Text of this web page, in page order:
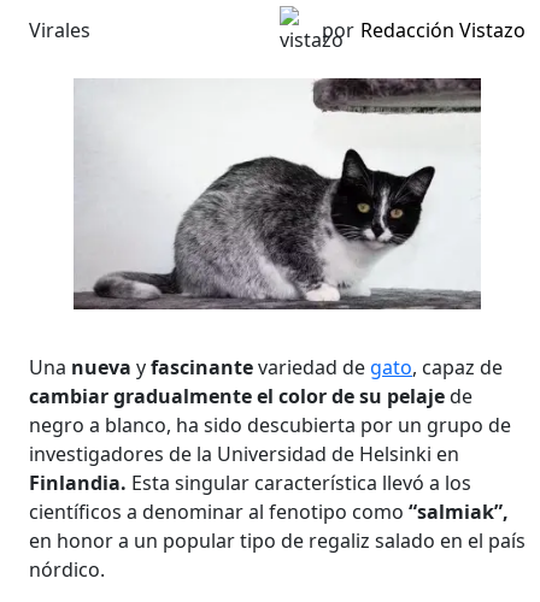
Virales por Redacción Vistazo
Una nueva yfascinantevariedad de gato, capaz de
cambiar gradualmente el color de su pelajede
negro a blanco, ha sido descubierta por un grupo de
investigadores de la Universidad de Helsinki en
Finlandia. Esta singular característica llevó a los
científicos a denominar al fenotipo como “salmiak”,
en honor a un popular tipo de regaliz salado en el país
nórdico.